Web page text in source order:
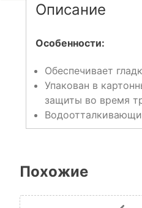
Описание
Особенности:
Обеспечивает
Упакован в
защиты во время
Похожие